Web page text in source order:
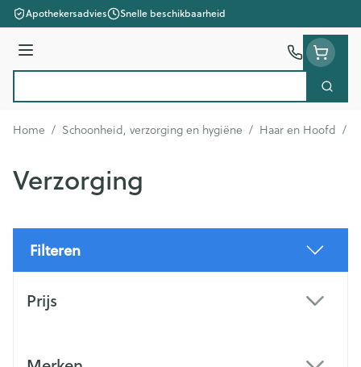
Ga naar de inhoud
Apothekersadvies Snelle beschikbaarheid
Menu
Zoek
Home / Schoonheid, verzorging en hygiëne / Haar en Hoofd /
Verzorging
Filteren
Prijs